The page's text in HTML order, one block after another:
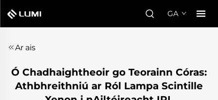
GA
Ar ais
Ó Chadhaightheoir go Teorainn Córas:
Athbhreithniú ar Ról Lampa Scintille